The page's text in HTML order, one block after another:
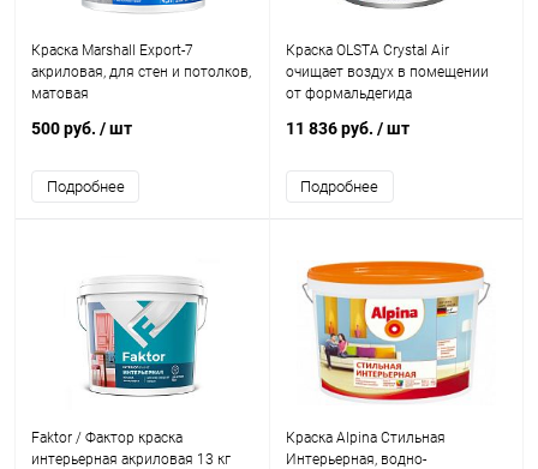
Краска Marshall Export-7
акриловая, для стен и потолков,
матовая
500 руб. / шт
Подробнее
Краска OLSTA Crystal Air
очищает воздух в помещении
от формальдегида
11 836 руб. / шт
Подробнее
Faktor / Фактор краска
интерьерная акриловая 13 кг
Краска Alpina Стильная
Интерьерная, водно-